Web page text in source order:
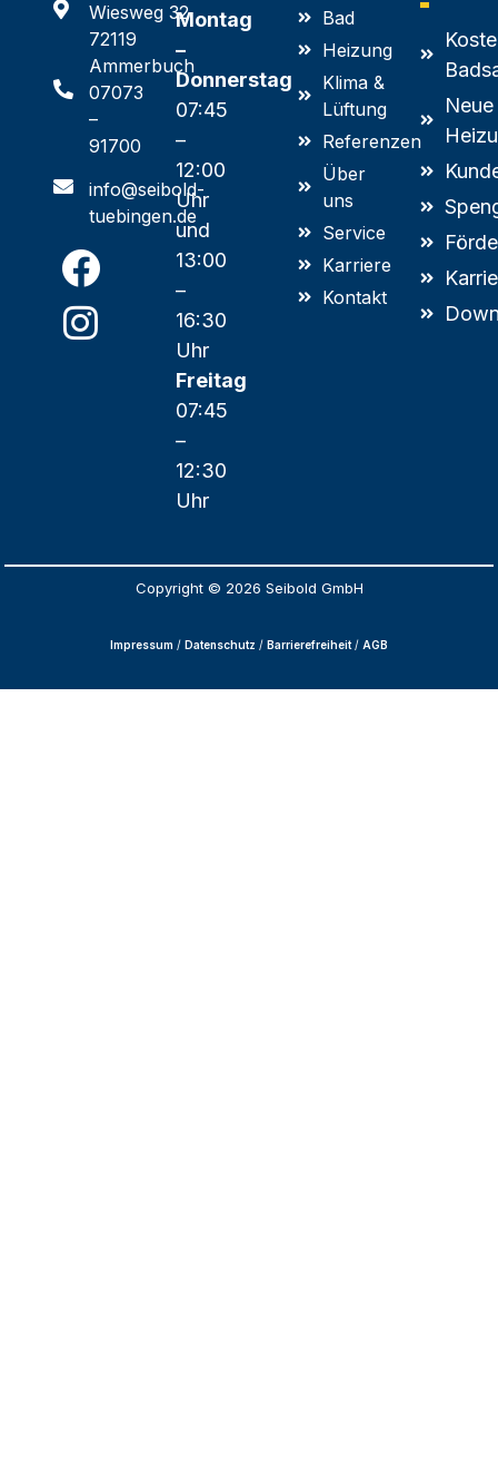
Wiesweg 32
72119
Ammerbuch
07073
–
91700
info@seibold-
tuebingen.de
Montag
–
Donnerstag
07:45
–
12:00
Uhr
und
13:00
–
16:30
Uhr
Freitag
07:45
–
12:30
Uhr
Bad
Heizung
Klima &
Lüftung
Referenzen
Über
uns
Service
Karriere
Kontakt
Neue
Copyright © 2026 Seibold GmbH
Impressum / Datenschutz / Barrierefreiheit/ AGB